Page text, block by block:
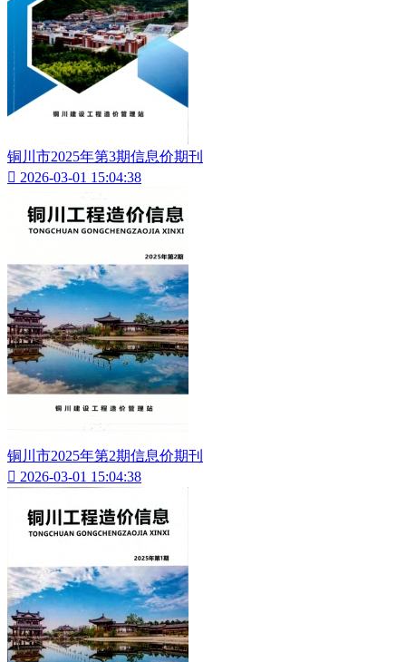
铜川市2025年第3期信息价期刊
 2026-03-01 15:04:38
铜川市2025年第2期信息价期刊
 2026-03-01 15:04:38